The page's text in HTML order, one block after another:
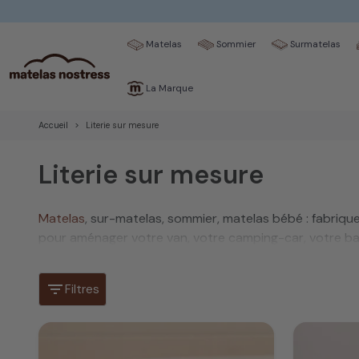
Matelas Sommier Surmatelas
La Marque
Accueil Literie sur mesure
Literie sur mesure
Matelas, sur-matelas, sommier, matelas bébé :
pour aménager votre van, votre camping-car, votre
Une literie unique, comme
filter_list Filtres